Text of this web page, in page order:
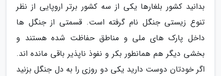
بدانید کشور بلغارها یکی از سه کشور برتر اروپایی از نظر
تنوع زیستی جنگل نام گرفته است. قسمتی از جنگل ها
داخل پارک های ملی و مناطق حفاظت شده هستند و
بخشی دیگر هم همانطور بکر و نفوذ ناپذیر باقی مانده اند.
اگر خودتان دوست دارید یکی دو روزی را به دل جنگل بزنید